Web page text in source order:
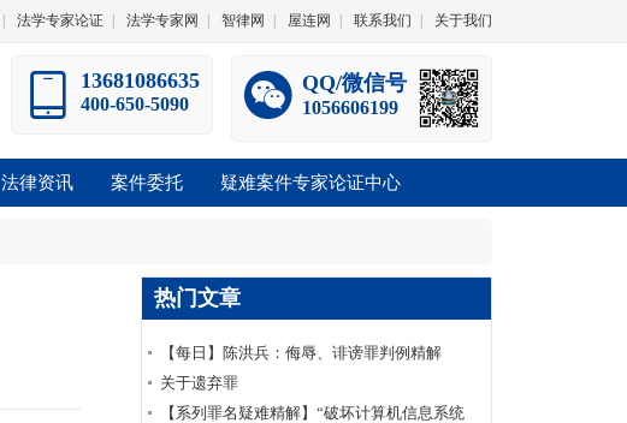
法学专家论证 法学专家网 智律网 屋连网 联系我们 关于我们
13681086635
400-650-5090
QQ/微信号
1056606199
法律资讯 案件委托 疑难案件专家论证中心
热门文章
【每日】陈洪兵：侮辱、诽谤罪判例精解
（一）
关于遗弃罪
【系列罪名疑难精解】“破坏计算机信息系统